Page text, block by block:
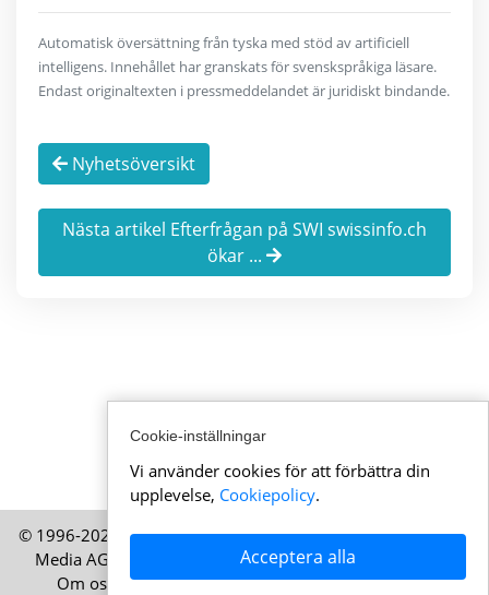
Automatisk översättning från tyska med stöd av artificiell
intelligens. Innehållet har granskats för svenskspråkiga läsare.
Endast originaltexten i pressmeddelandet är juridiskt bindande.
Nyhetsöversikt
Nästa artikel Efterfrågan på SWI swissinfo.ch
ökar ...
© 1996-2026 AktuellaSchweiz.se – En publikation från HELP
Media AG, Zürich, Schweiz – Alla rättigheter förbehållna
Om oss
|Juridisk information|Användarvillkor|
Cookie-inställningar
Vi använder cookies för att förbättra din
upplevelse, Cookiepolicy.
Acceptera alla